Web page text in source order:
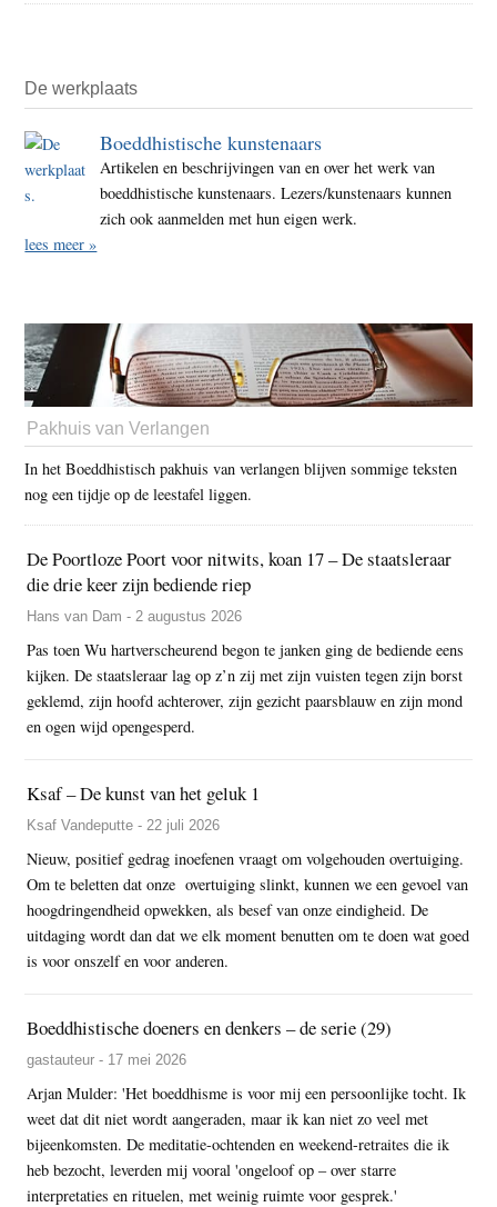
De werkplaats
Boeddhistische kunstenaars
Artikelen en beschrijvingen van en over het werk van
boeddhistische kunstenaars. Lezers/kunstenaars kunnen
zich ook aanmelden met hun eigen werk.
lees meer »
Pakhuis van Verlangen
In het Boeddhistisch pakhuis van verlangen blijven sommige teksten
nog een tijdje op de leestafel liggen.
De Poortloze Poort voor nitwits, koan 17 – De staatsleraar
die drie keer zijn bediende riep
Hans van Dam - 2 augustus 2026
Pas toen Wu hartverscheurend begon te janken ging de bediende eens
kijken. De staatsleraar lag op z’n zij met zijn vuisten tegen zijn borst
geklemd, zijn hoofd achterover, zijn gezicht paarsblauw en zijn mond
en ogen wijd opengesperd.
Ksaf – De kunst van het geluk 1
Ksaf Vandeputte - 22 juli 2026
Nieuw, positief gedrag inoefenen vraagt om volgehouden overtuiging.
Om te beletten dat onze overtuiging slinkt, kunnen we een gevoel van
hoogdringendheid opwekken, als besef van onze eindigheid. De
uitdaging wordt dan dat we elk moment benutten om te doen wat goed
is voor onszelf en voor anderen.
Boeddhistische doeners en denkers – de serie (29)
gastauteur - 17 mei 2026
Arjan Mulder: 'Het boeddhisme is voor mij een persoonlijke tocht. Ik
weet dat dit niet wordt aangeraden, maar ik kan niet zo veel met
bijeenkomsten. De meditatie-ochtenden en weekend-retraites die ik
heb bezocht, leverden mij vooral 'ongeloof op – over starre
interpretaties en rituelen, met weinig ruimte voor gesprek.'